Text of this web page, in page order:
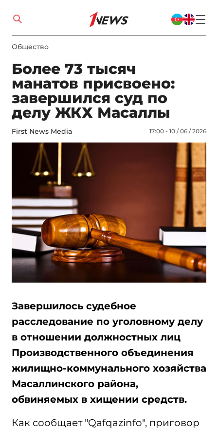
Общество
Более 73 тысяч
манатов присвоено:
завершился суд по
делу ЖКХ Масаллы
First News Media 17:00 - 10 / 06 / 2026
Завершилось судебное
расследование по уголовному делу
в отношении должностных лиц
Производственного объединения
жилищно-коммунального хозяйства
Масаллинского района,
обвиняемых в хищении средств.
Как сообщает "Qafqazinfo", приговор